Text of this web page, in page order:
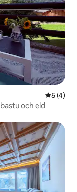
5 av 5 i
5 (4)
och eld